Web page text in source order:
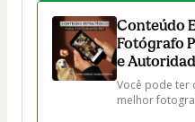
Conteúdo
Fotógrafo
e
Você pode ter
melhor